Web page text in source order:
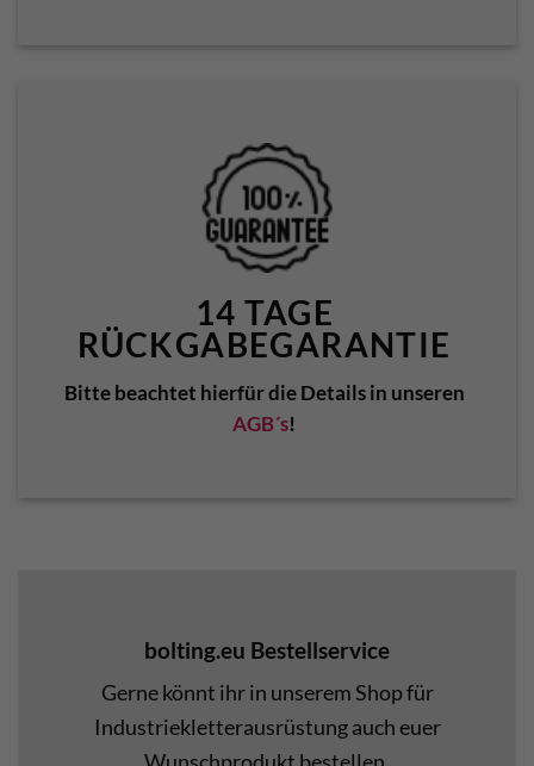
14 TAGE
RÜCKGABEGARANTIE
Bitte beachtet hierfür die Details in unseren
AGB´s!
bolting.eu Bestellservice
Gerne könnt ihr in unserem Shop für
Industriekletterausrüstung auch euer